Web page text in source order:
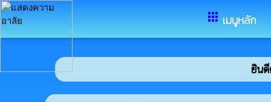
apps เมนูหลัก
ยินดีต้อน